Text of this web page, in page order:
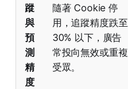
蹤
與
預
測
精
度
隨著 Cookie 停
用，追蹤精度跌至
30% 以下，廣告
常投向無效或重複
受眾。